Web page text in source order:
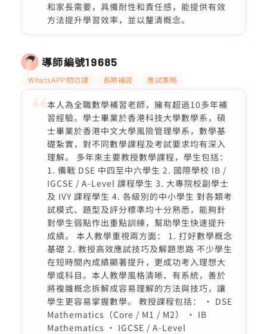
和家長需要，具備耐性和責任感，能提供有效
方法提升學習效率，並以釐清概念。
導師編號19685
WhatsAPP問功課 長期補習 應試策略
本人為全職數學補習老師，擁有超過10多年補
習經驗。學士畢業於香港科技大學數學系，碩
士畢業於香港中文大學風險管理學系，數學基
礎紮實，對不同數學課程及考試要求均有深入
理解。 多年來主要教授數學課程，學生包括：
1. 備戰 DSE 中四至中六學生 2. 國際學校 IB /
IGCSE / A-Level 課程學生 3. 大專院校副學士
及 IVY 課程學生 4. 各級別的中小學生 對各類考
試模式、題型及評分標準均十分熟悉，能夠針
對學生弱點作出重點訓練，幫助學生快速提升
成績。 本人教學重視兩方面： 1. 打好數學概念
基礎 2. 教授高效應試技巧及解題思路 不少學生
在短時間內成績顯著提升，更成功考入理想大
學或科目。本人教學風格清晰、有系統，善於
將複雜概念拆解成容易理解的方法與技巧，讓
學生更容易掌握數學。 教授課程包括： • DSE
Mathematics（Core / M1 / M2） • IB
Mathematics • IGCSE / A-Level